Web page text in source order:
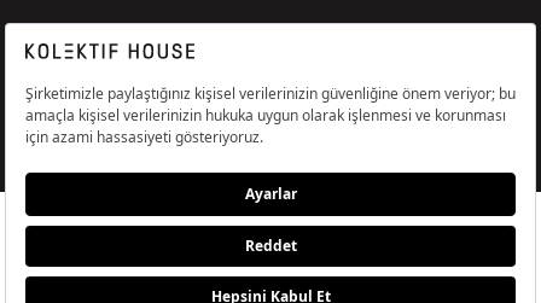
Çerez Tercihlerini Yönetin